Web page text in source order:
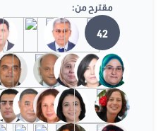
مقترح من:
42